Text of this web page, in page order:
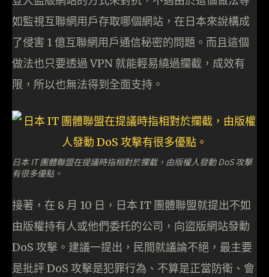
如監視互聯網用戶存取哪個網站，在日本來說構成
了侵害 1 億互聯網用戶通信秘密的問題。而且這個
做法也只要透過 VPN 就能輕易繞過攔截，成效有
限，所以也無法得到全面支持。
日本 IT 團體聯盟在提議時指相對於攔截，由版權人發動 DoS 攻擊
有很多優點。
接著，在 8 月 10 日，日本 IT 團體聯盟就提出不如
由版權持有人或他們委托的公司，向盜版網站發動
DoS 攻擊。建議一提出，民間就議論不絕，最主要
是批評 DoS 攻擊是犯罪行為、不算是正當防衛、會